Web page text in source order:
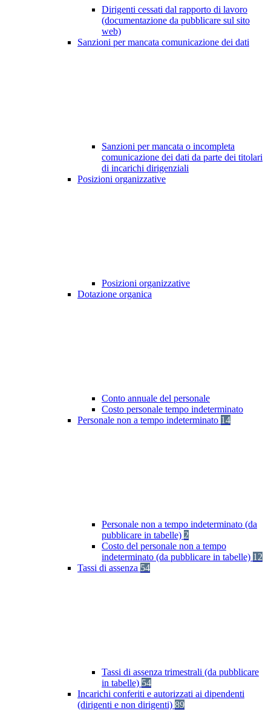
Dirigenti cessati dal rapporto di lavoro
(documentazione da pubblicare sul sito
web)
Sanzioni per mancata comunicazione dei dati
Sanzioni per mancata o incompleta
comunicazione dei dati da parte dei titolari
di incarichi dirigenziali
Posizioni organizzative
Posizioni organizzative
Dotazione organica
Conto annuale del personale
Costo personale tempo indeterminato
Personale non a tempo indeterminato 14
Personale non a tempo indeterminato (da
pubblicare in tabelle) 2
Costo del personale non a tempo
indeterminato (da pubblicare in tabelle) 12
Tassi di assenza 54
Tassi di assenza trimestrali (da pubblicare
in tabelle) 54
Incarichi conferiti e autorizzati ai dipendenti
(dirigenti e non dirigenti) 89